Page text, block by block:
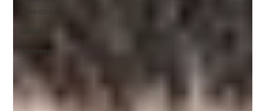
ศัลยกรรมเอโตน
Marketing